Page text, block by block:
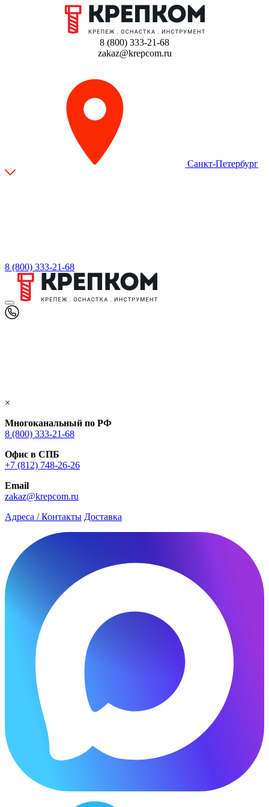
8 (800) 333-21-68
zakaz@krepcom.ru
Санкт-Петербург
8 (800) 333-21-68
×
Многоканальный по РФ
8 (800) 333‑21-68
Офис в СПБ
+7 (812) 748‑26-26
Email
zakaz@krepcom.ru
Адреса / Контакты Доставка